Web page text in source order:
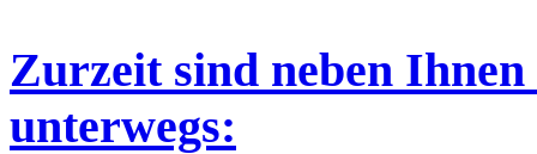
Zurzeit sind neben
unterwegs: